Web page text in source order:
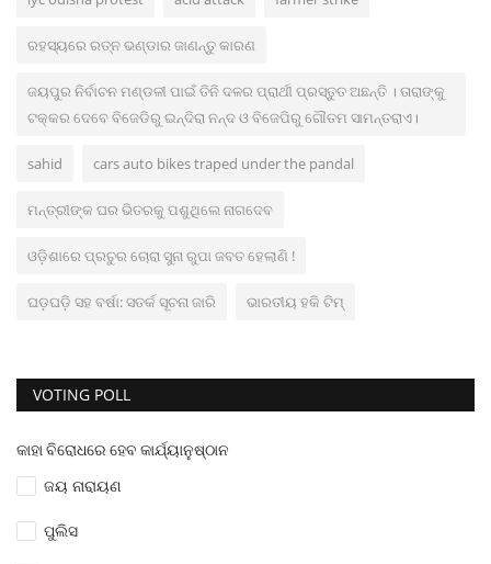
ରହସ୍ୟରେ ରତ୍ନ ଭଣ୍ଡାର ଜାଣନ୍ତୁ କାରଣ
ଜୟପୁର ନିର୍ବାଚନ ମଣ୍ଡଳୀ ପାଇଁ ତିନି ଦଳର ପ୍ରାର୍ଥୀ ପ୍ରସ୍ତୁତ ଅଛନ୍ତି । ତାରାଙ୍କୁ
ଟକ୍କର ଦେବେ ବିଜେଡିରୁ ଇନ୍ଦିରା ନନ୍ଦ ଓ ବିଜେପିରୁ ଗୌତମ ସାମନ୍ତରାଏ।
sahid cars auto bikes traped under the pandal
ମନ୍ତ୍ରୀଙ୍କ ଘର ଭିତରକୁ ପଶୁଥିଲେ ନାଗଦେବ
ଓଡ଼ିଶାରେ ପ୍ରଚୁର ଚୋରା ସୁନା ରୁପା ଜବତ ହେଲାଣି !
ଘଡ଼ଘଡ଼ି ସହ ବର୍ଷା: ସତର୍କ ସୂଚନା ଜାରି ଭାରତୀୟ ହକି ଟିମ୍
VOTING POLL
କାହା ବିରୋଧରେ ହେବ କାର୍ଯ୍ୟାନୁଷ୍ଠାନ
ଜୟ ନାରାୟଣ
ପୁଲିସ